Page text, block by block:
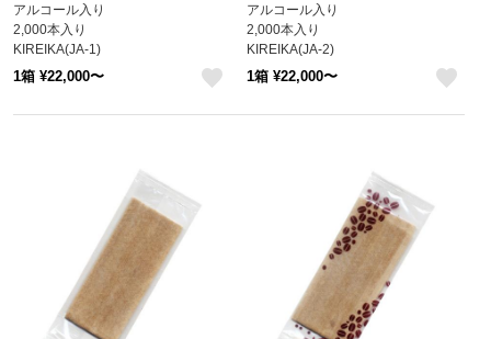
アルコール入り
2,000本入り
KIREIKA(JA-1)
※北海道・沖縄・離島 送料別途
1箱 ¥22,000〜
アルコール入り
2,000本入り
KIREIKA(JA-2)
※北海道・沖縄・離島 送料別途
1箱 ¥22,000〜